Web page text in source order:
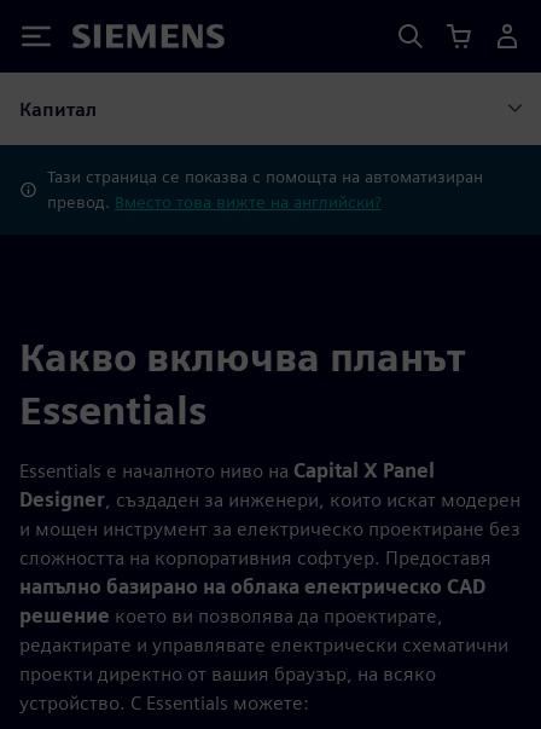
Siemens
Капитал
Тази страница се показва с помощта на автоматизиран
превод. Вместо това вижте на английски?
Какво включва планът
Essentials
Essentials е началното ниво на Capital X Panel
Designer, създаден за инженери, които искат модерен
и мощен инструмент за електрическо проектиране без
сложността на корпоративния софтуер. Предоставя
напълно базирано на облака електрическо CAD
решение което ви позволява да проектирате,
редактирате и управлявате електрически схематични
проекти директно от вашия браузър, на всяко
устройство. С Essentials можете: